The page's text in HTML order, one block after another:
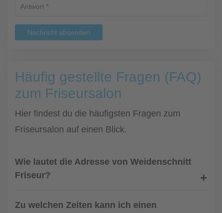
Nachricht absenden
Häufig gestellte Fragen (FAQ)
zum Friseursalon
Hier findest du die häufigsten Fragen zum
Friseursalon auf einen Blick.
Wie lautet die Adresse von Weidenschnitt
Friseur?
Zu welchen Zeiten kann ich einen